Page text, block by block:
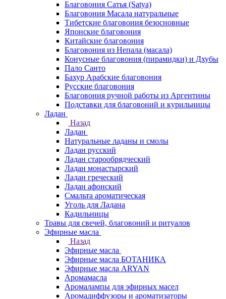
Благовония Сатья (Satya)
Благовония Масала натуральные
Тибетские благовония безосновные
Японские благовония
Китайские благовония
Благовония из Непала (масала)
Конусные благовония (пирамидки) и Дхубы
Пало Санто
Бахур Арабские благовония
Русские благовония
Благовония ручной работы из Аргентины
Подставки для благовоний и курильницы
Ладан
Назад
Ладан
Натуральные ладаны и смолы
Ладан русский
Ладан старообрядческий
Ладан монастырский
Ладан греческий
Ладан афонский
Смальта ароматическая
Уголь для Ладана
Кадильницы
Травы для свечей, благовоний и ритуалов
Эфирные масла
Назад
Эфирные масла
Эфирные масла БОТАНИКА
Эфирные масла ARYAN
Аромамасла
Аромалампы для эфирных масел
Аромадиффузоры и ароматизаторы